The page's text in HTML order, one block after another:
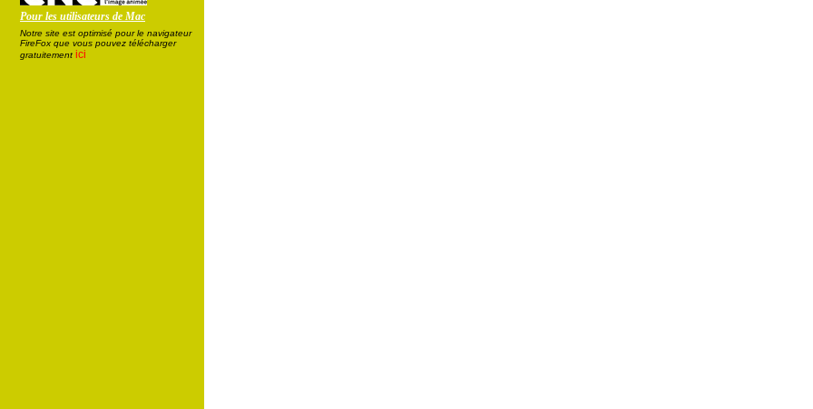
Pour les utilisateurs de Mac
Notre site est optimisé pour le navigateur
FireFox que vous pouvez télécharger
gratuitement ici